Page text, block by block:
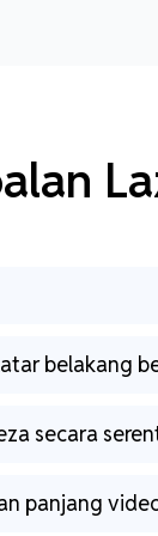
belakang
secara
panjang